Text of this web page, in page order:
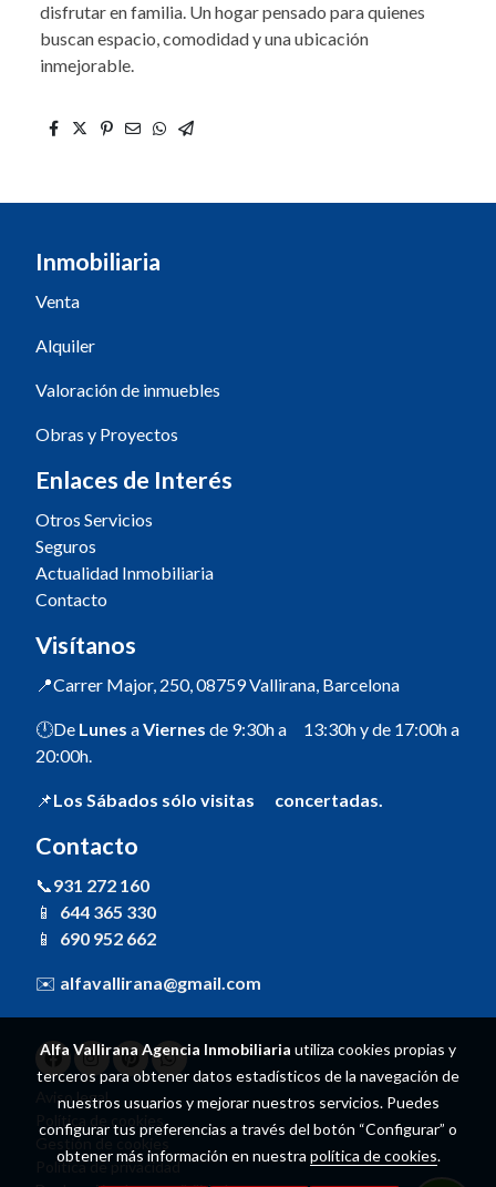
disfrutar en familia. Un hogar pensado para quienes
buscan espacio, comodidad y una ubicación
inmejorable.
Inmobiliaria
Venta
Alquiler
Valoración de inmuebles
Obras y Proyectos
Enlaces de Interés
Otros Servicios
Seguros
Actualidad Inmobiliaria
Contacto
Visítanos
📍Carrer Major, 250, 08759 Vallirana, Barcelona
🕛De Lunes aViernes de 9:30h a 13:30h y de 17:00h a
20:00h.
📌Los Sábados sólo visitas concertadas.
Contacto
📞931 272 160
📱 644 365 330
📱 690 952 662
✉️ alfavallirana@gmail.com
Aviso legal
Política de cookies
Gestión de cookies
Política de privacidad
Alfa Vallirana Agencia Inmobiliaria utiliza cookies propias y
terceros para obtener datos estadísticos de la navegación de
nuestros usuarios y mejorar nuestros servicios. Puedes
configurar tus preferencias a través del botón “Configurar” o
obtener más información en nuestra política de cookies.